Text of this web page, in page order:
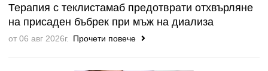
Терапия с теклистамаб предотврати отхвърляне
на присаден бъбрек при мъж на диализа
от 06 авг 2026г. Прочети повече